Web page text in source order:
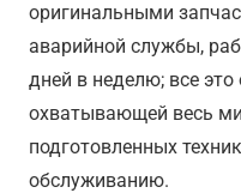
оригинальными
аварийной службы,
дней в неделю; все это
охватывающей весь
подготовленных
обслуживанию.